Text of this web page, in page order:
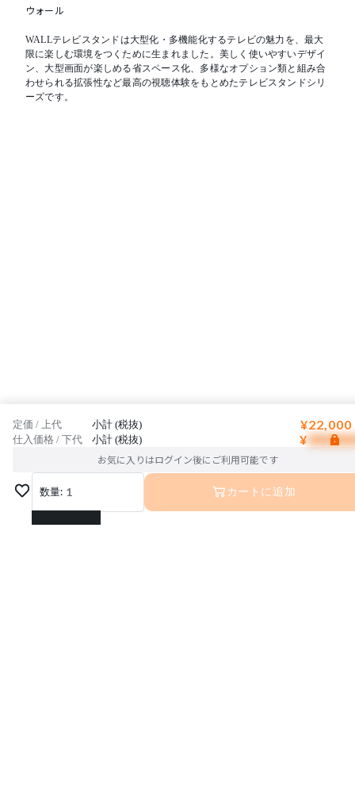
ウォール
WALLテレビスタンドは大型化・多機能化するテレビの魅力を、最大
限に楽しむ環境をつくために生まれました。美しく使いやすいデザイ
ン、大型画面が楽しめる省スペース化、多様なオプション類と組み合
わせられる拡張性など最高の視聴体験をもとめたテレビスタンドシリ
ーズです。
定価 / 上代 小計 (税抜) ¥22,000
仕入価格 / 下代 小計 (税抜) ¥
お気に入りはログイン後にご利用可能です
数量: 1
1
カートに追加